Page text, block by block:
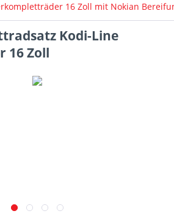
16 Zoll mit Nokian
Kodi-Line
16 Zoll